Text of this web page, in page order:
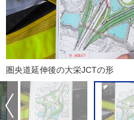
圏央道延伸後の大栄JCTの形